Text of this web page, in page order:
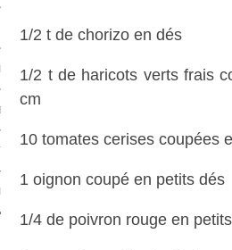
UNIS
1/2 t de chorizo en dés
1/2 t de haricots verts frais
cm
10 tomates cerises coupées
1 oignon coupé en petits dés
1/4 de poivron rouge en